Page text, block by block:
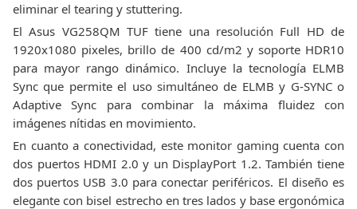
eliminar el tearing y stuttering.
El Asus VG258QM TUF tiene una resolución Full HD de
1920x1080 pixeles, brillo de 400 cd/m2 y soporte HDR10
para mayor rango dinámico. Incluye la tecnología ELMB
Sync que permite el uso simultáneo de ELMB y G-SYNC o
Adaptive Sync para combinar la máxima fluidez con
imágenes nítidas en movimiento.
En cuanto a conectividad, este monitor gaming cuenta con
dos puertos HDMI 2.0 y un DisplayPort 1.2. También tiene
dos puertos USB 3.0 para conectar periféricos. El diseño es
elegante con bisel estrecho en tres lados y base ergonómica